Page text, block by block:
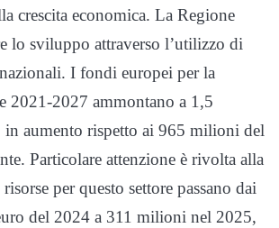
crescita economica. La Regione
lo sviluppo attraverso l’utilizzo di
I fondi europei per la
2021-2027 ammontano a 1,5
aumento rispetto ai 965 milioni del
Particolare attenzione è rivolta alla
per questo settore passano dai
del 2024 a 311 milioni nel 2025,